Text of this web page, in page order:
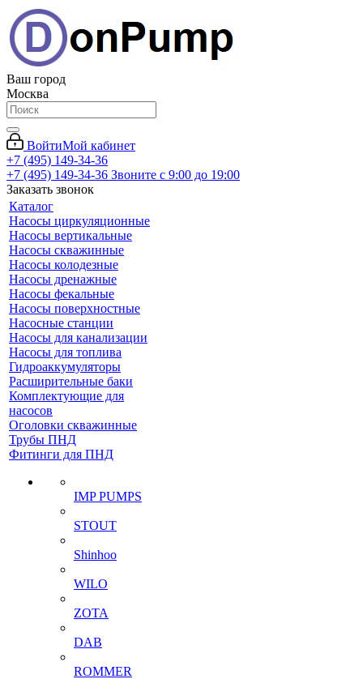
Ваш город
Москва
ВойтиМой кабинет
+7 (495) 149-34-36
+7 (495) 149-34-36 Звоните с 9:00 до 19:00
Заказать звонок
Каталог
Насосы циркуляционные
Насосы вертикальные
Насосы скважинные
Насосы колодезные
Насосы дренажные
Насосы фекальные
Насосы поверхностные
Насосные станции
Насосы для канализации
Насосы для топлива
Гидроаккумуляторы
Расширительные баки
Комплектующие для
насосов
Оголовки скважинные
Трубы ПНД
Фитинги для ПНД
IMP PUMPS
STOUT
Shinhoo
WILO
ZOTA
DAB
ROMMER